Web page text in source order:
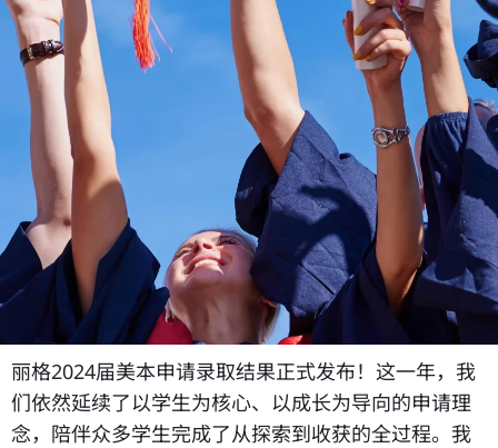
丽格2024届美本申请录取结果正式发布！这一年，我
们依然延续了以学生为核心、以成长为导向的申请理
念，陪伴众多学生完成了从探索到收获的全过程。我